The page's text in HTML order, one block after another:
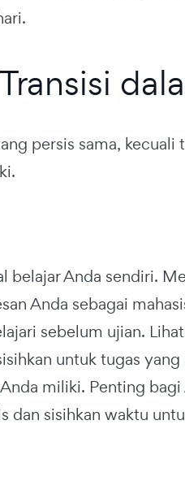
persis sama,
belajar Anda sendiri.
Anda sebagai
sebelum ujian.
untuk tugas
miliki. Penting
dan sisihkan waktu